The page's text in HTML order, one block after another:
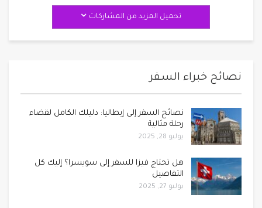
تحميل المزيد من المشاركات
نصائح خبراء السفر
نصائح السفر إلى إيطاليا: دليلك الكامل لقضاء
رحلة مثالية
يوليو 28, 2025
هل تحتاج فيزا للسفر إلى سويسرا؟ إليك كل
التفاصيل
يوليو 27, 2025